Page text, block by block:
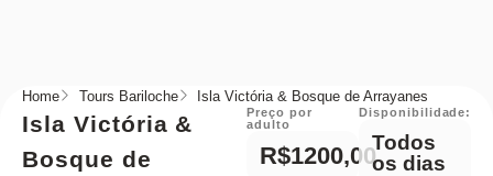
Home Tours Bariloche Isla Victória & Bosque de Arrayanes
Isla Victória &
Bosque de
Preço por
adulto
R$1200,00
Disponibilidade:
Todos
os dias